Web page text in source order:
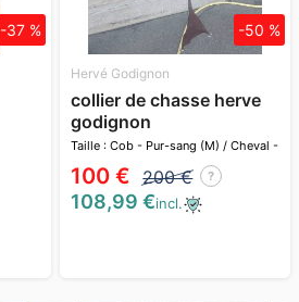
-37 %
Hervé Godignon
collier de chasse herve
godignon
Taille : Cob - Pur-sang (M) / Cheval -
Full (L)
100 € 200 € ?
-50 %
108,99 €incl.